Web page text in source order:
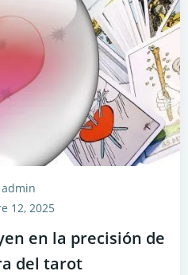
admin
12, 2025
en la precisión de
del tarot